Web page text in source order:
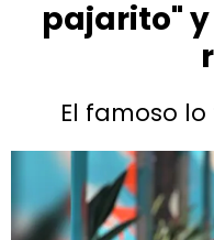
pajarito"
El famoso